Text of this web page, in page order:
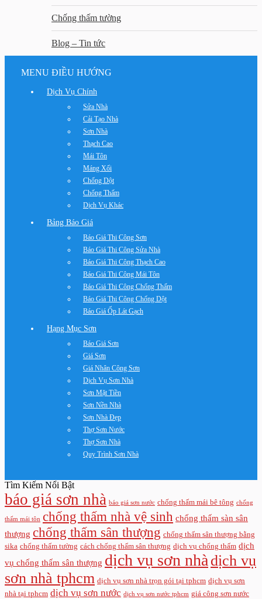
Chống thấm tường
Blog – Tin tức
MENU ĐIỀU HƯỚNG
Dịch Vụ Chính
Sửa Nhà
Cải Tạo Nhà
Sơn Nhà
Thạch Cao
Mái Tôn
Máng Xối
Chống Dột
Chống Thấm
Dịch Vụ Khác
Bảng Báo Giá
Báo Giá Thi Công Sơn
Báo Giá Thi Công Sửa Nhà
Báo Giá Thi Công Thạch Cao
Báo Giá Thi Công Mái Tôn
Báo Giá Thi Công Chống Thấm
Báo Giá Thi Công Chống Dột
Báo Giá Ốp Lát Gạch
Hạng Mục Sơn
Báo Giá Sơn
Giá Sơn
Giá Nhân Công Sơn
Dịch Vụ Sơn Nhà
Sơn Mặt Tiền
Sơn Nền Nhà
Sơn Nhà Đẹp
Thợ Sơn Nước
Thợ Sơn Nhà
Quy Trình Sơn Nhà
Tìm Kiếm Nổi Bật
báo giá sơn nhà báo giá sơn nước chống thấm mái bê tông chống
thấm mái tôn chống thấm nhà vệ sinh chống thấm sàn sân
thượng chống thấm sân thượng chống thấm sân thượng bằng
sika chống thấm tường cách chống thấm sân thượng dịch vụ chống thấm dịch
vụ chống thấm sân thượng dịch vụ sơn nhà dịch vụ
sơn nhà tphcm dịch vụ sơn nhà trọn gói tại tphcm dịch vụ sơn
nhà tại tphcm dịch vụ sơn nước dịch vụ sơn nước tphcm giá công sơn nước